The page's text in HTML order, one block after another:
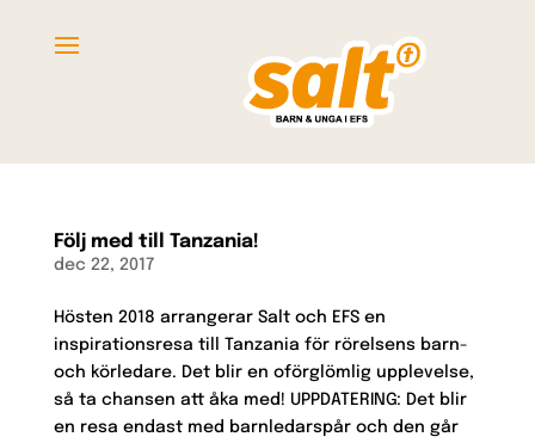
Följ med till Tanzania!
dec 22, 2017
Hösten 2018 arrangerar Salt och EFS en
inspirationsresa till Tanzania för rörelsens barn-
och körledare. Det blir en oförglömlig upplevelse,
så ta chansen att åka med! UPPDATERING: Det blir
en resa endast med barnledarspår och den går